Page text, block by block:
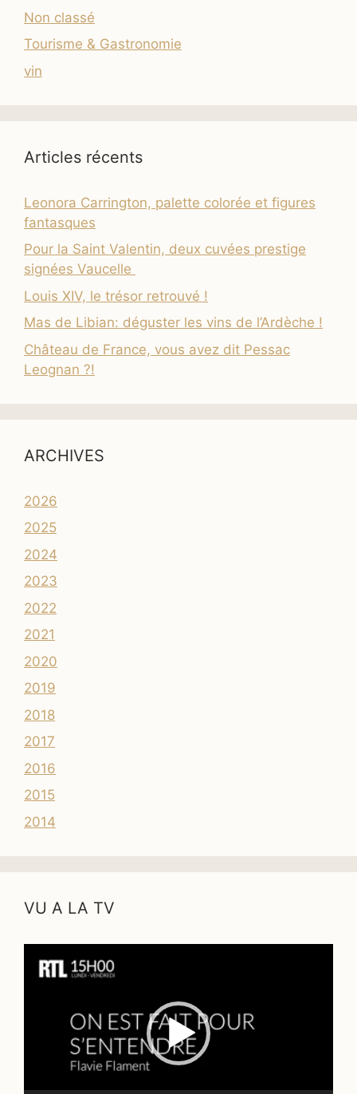
Non classé
Tourisme & Gastronomie
vin
Articles récents
Leonora Carrington, palette colorée et figures
fantasques
Pour la Saint Valentin, deux cuvées prestige
signées Vaucelle
Louis XIV, le trésor retrouvé !
Mas de Libian: déguster les vins de l’Ardèche !
Château de France, vous avez dit Pessac
Leognan ?!
ARCHIVES
2026
2025
2024
2023
2022
2021
2020
2019
2018
2017
2016
2015
2014
VU A LA TV
vidéo